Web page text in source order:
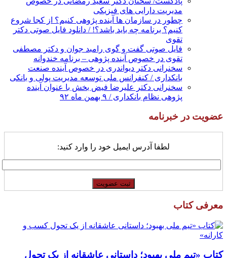
مدیریت دارایی های فیزیکی
چطور در سازمان ها آینده پژوهی کنیم؟ از کجا شروع
کنیم؟ برنامه چه باید باشد؟! / دانلود فایل صوتی دکتر
تقوی
فایل صوتی گفت و گوی رامبد جوان و دکتر مصطفی
تقوی در خصوص آینده پژوهی – برنامه خندوانه
سخنرانی دکتر دیواندری در خصوص آینده صنعت
بانکداری / کنفرانس ملی توسعه مدیریت پولی و بانکی
سخنرانی دکتر علیرضا فیض بخش با عنوان آینده
پژوهی نظام بانکداری / ۹ بهمن ماه ۹۲
عضویت در خبرنامه
لطفا آدرس ایمیل خود را وارد کنید:
معرفی کتاب
کتاب «تیم ملی بهبود؛ داستانی عاشقانه از یک تحول